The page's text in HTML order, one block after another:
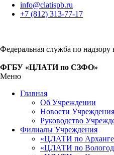
info@clatispb.ru
+7 (812) 313-77-17
Федеральная служба по надзору
ФГБУ «ЦЛАТИ по СЗФО»
Меню
Главная
Об Учреждении
Новости Учреждения
Руководство
Филиалы Учреждения
«ЦЛАТИ по
«ЦЛАТИ по